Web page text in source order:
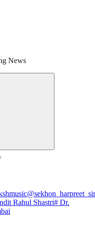
News
Rahul Shastri# Dr.